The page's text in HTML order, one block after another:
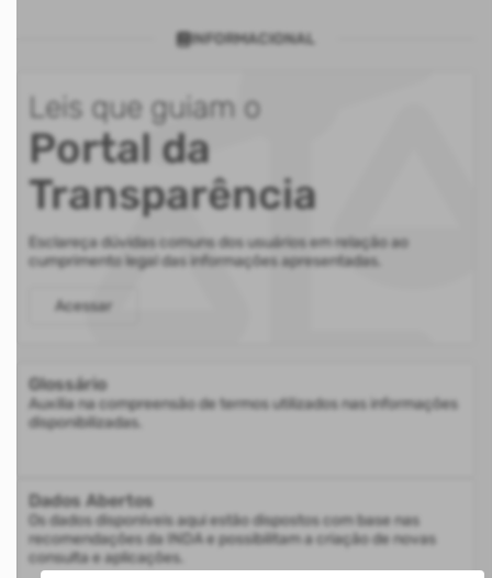
INFORMACIONAL
Leis que guiam o
Portal da
Transparência
Esclareça dúvidas comuns dos usuários em relação ao
cumprimento legal das informações apresentadas.
Acessar
Glossário
Auxilia na compreensão de termos utilizados nas informações
disponibilizadas.
Dados Abertos
Os dados disponíveis aqui estão dispostos com base nas
recomendações da INDA e possibilitam a criação de novas
consulta e aplicações.